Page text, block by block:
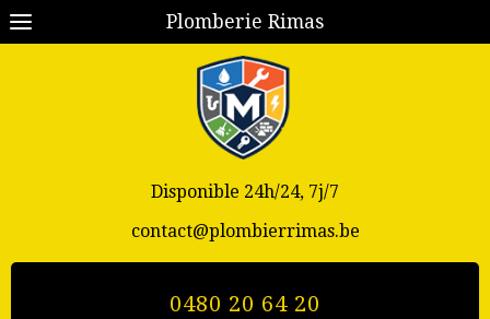
Plomberie Rimas
Disponible 24h/24, 7j/7
contact@plombierrimas.be
0480 20 64 20